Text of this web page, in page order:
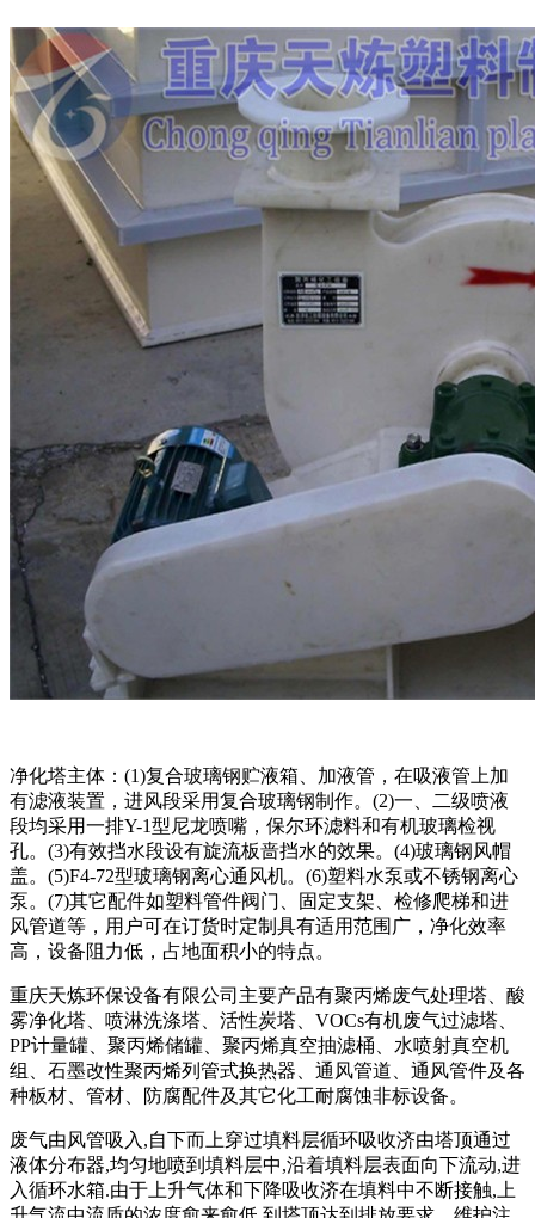
净化塔主体：(1)复合玻璃钢贮液箱、加液管，在吸液管上加
有滤液装置，进风段采用复合玻璃钢制作。(2)一、二级喷液
段均采用一排Y-1型尼龙喷嘴，保尔环滤料和有机玻璃检视
孔。(3)有效挡水段设有旋流板啬挡水的效果。(4)玻璃钢风帽
盖。(5)F4-72型玻璃钢离心通风机。(6)塑料水泵或不锈钢离心
泵。(7)其它配件如塑料管件阀门、固定支架、检修爬梯和进
风管道等，用户可在订货时定制具有适用范围广，净化效率
高，设备阻力低，占地面积小的特点。
重庆天炼环保设备有限公司主要产品有聚丙烯废气处理塔、酸
雾净化塔、喷淋洗涤塔、活性炭塔、VOCs有机废气过滤塔、
PP计量罐、聚丙烯储罐、聚丙烯真空抽滤桶、水喷射真空机
组、石墨改性聚丙烯列管式换热器、通风管道、通风管件及各
种板材、管材、防腐配件及其它化工耐腐蚀非标设备。
废气由风管吸入,自下而上穿过填料层循环吸收济由塔顶通过
液体分布器,均匀地喷到填料层中,沿着填料层表面向下流动,进
入循环水箱.由于上升气体和下降吸收济在填料中不断接触,上